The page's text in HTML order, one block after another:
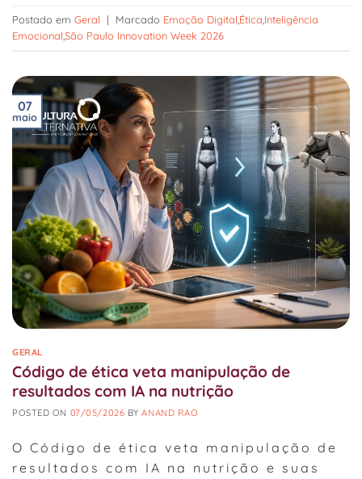
Postado em Geral | Marcado Emoção Digital Ética Inteligência
EmocionalSão Paulo Innovation Week 2026
07
maio
GERAL
Código de ética veta manipulação de
resultados com IA na nutrição
POSTED ON 07/05/2026 BYANAND RAO
O Código de ética veta manipulação de
resultados com IA na nutrição e suas